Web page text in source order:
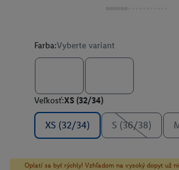
Farba:Vyberte variant
Veľkosť:XS (32/34)
XS (32/34) S (36/38)
Oplatí sa byť rýchly! Vzhľadom na vysoký dopyt už